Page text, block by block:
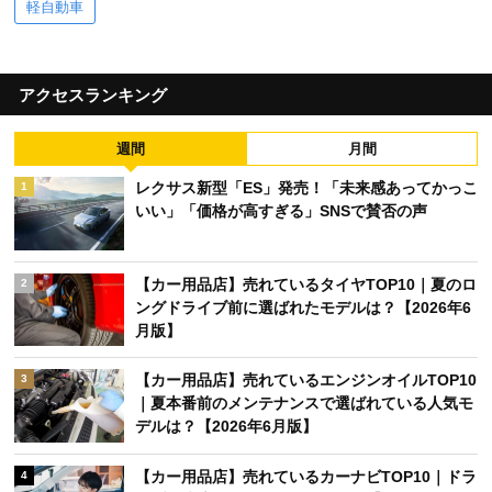
軽自動車
アクセスランキング
週間 月間
1
レクサス新型「ES」発売！「未来感あってかっこ
いい」「価格が高すぎる」SNSで賛否の声
2
【カー用品店】売れているタイヤTOP10｜夏のロ
ングドライブ前に選ばれたモデルは？【2026年6
月版】
3
【カー用品店】売れているエンジンオイルTOP10
｜夏本番前のメンテナンスで選ばれている人気モ
デルは？【2026年6月版】
4
【カー用品店】売れているカーナビTOP10｜ドラ